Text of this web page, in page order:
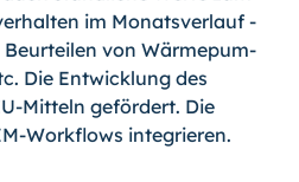
im Monatsverlauf -
Beurteilen von Wärme­pum­
Die Entwicklung des
Mitteln gefördert. Die
Workflows integrieren.